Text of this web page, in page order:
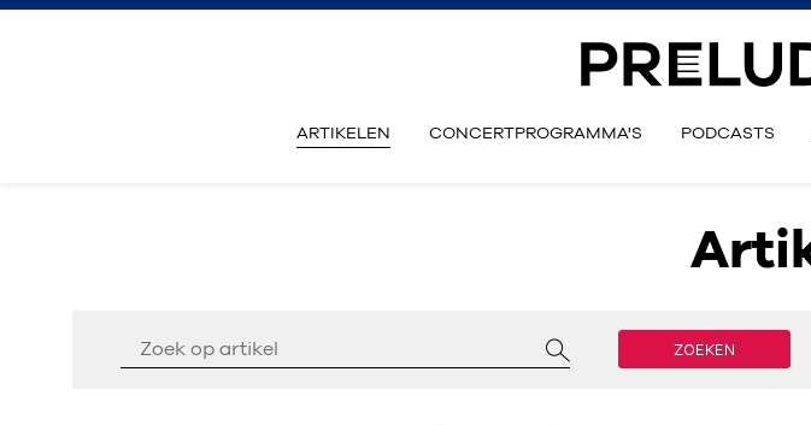
ARTIKELEN CONCERTPROGRAMMA'S PODCASTS
ZOEKEN